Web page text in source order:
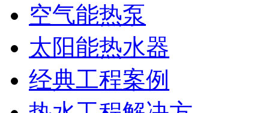
空气能热泵
太阳能热水器
经典工程案例